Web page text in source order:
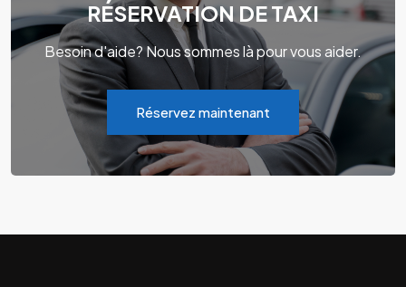
RÉSERVATION DE TAXI
Besoin d'aide? Nous sommes là pour vous aider.
Réservez maintenant